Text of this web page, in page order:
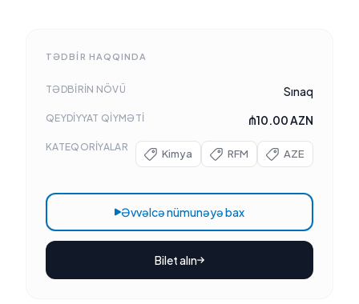
TƏDBIR HAQQINDA
TƏDBIRIN NÖVÜ Sınaq
QEYDIYYAT QIYMƏTI ₼10.00 AZN
KATEQORIYALAR
Kimya RFM AZE
Əvvəlcə nümunəyə bax
Bilet alın